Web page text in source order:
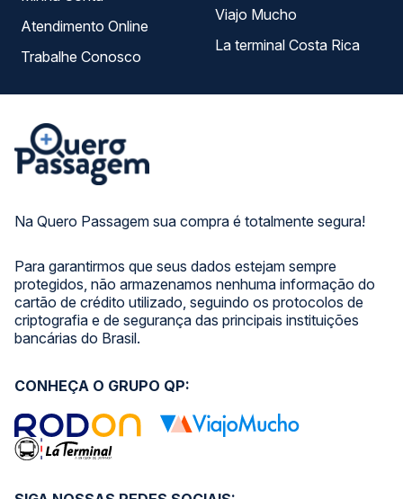
Na Quero Passagem sua compra é totalmente segura!
Para garantirmos que seus dados estejam sempre
protegidos, não armazenamos nenhuma informação do
cartão de crédito utilizado, seguindo os protocolos de
criptografia e de segurança das principais instituições
bancárias do Brasil.
Atendimento Online
Trabalhe Conosco
Viajo Mucho
La terminal Costa Rica
CONHEÇA O GRUPO QP: